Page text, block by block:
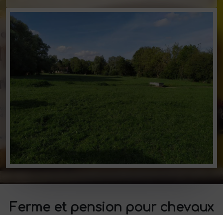
Ferme et pension pour chevaux